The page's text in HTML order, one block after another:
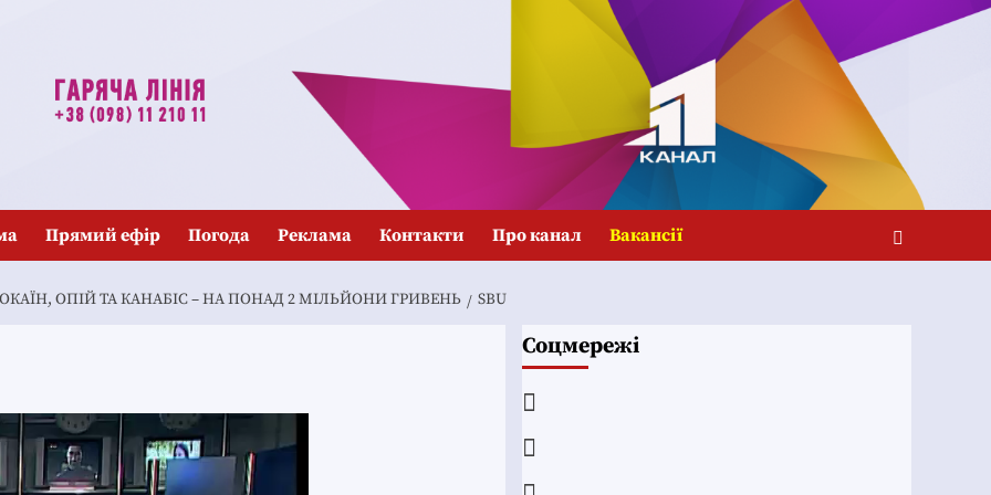
Прямий ефір Погода Реклама Контакти Про канал Вакансії
ОПІЙ ТА КАНАБІС – НА ПОНАД 2 МІЛЬЙОНИ ГРИВЕНЬ SBU
Соцмережі